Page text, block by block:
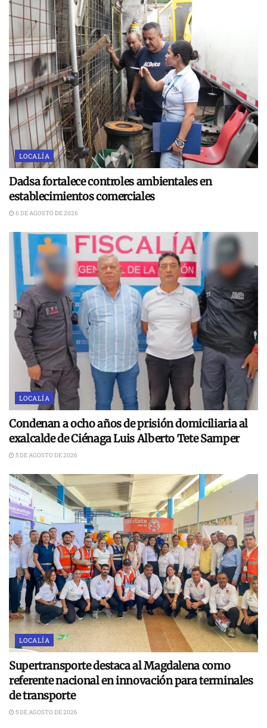
LOCALÍA
Dadsa fortalece controles ambientales en
establecimientos comerciales
6 DE AGOSTO DE 2026
LOCALÍA
Condenan a ocho años de prisión domiciliaria al
exalcalde de Ciénaga Luis Alberto Tete Samper
5 DE AGOSTO DE 2026
LOCALÍA
Supertransporte destaca al Magdalena como
referente nacional en innovación para terminales
de transporte
5 DE AGOSTO DE 2026